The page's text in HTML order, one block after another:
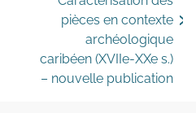
pièces en contexte
archéologique
caribéen (XVIIe-XXe s.)
– nouvelle publication